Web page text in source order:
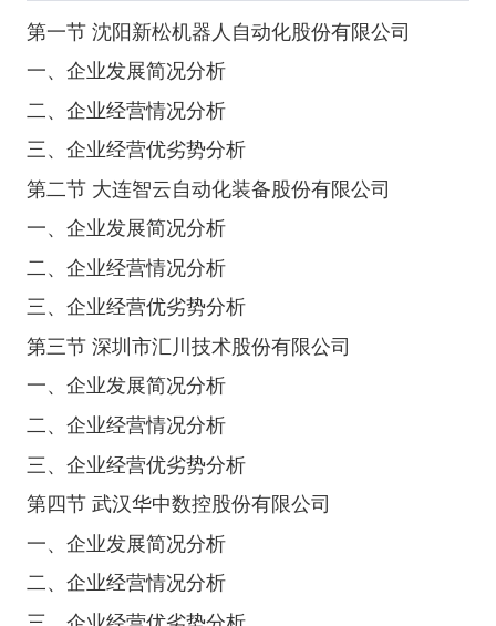
第一节 沈阳新松机器人自动化股份有限公司
一、企业发展简况分析
二、企业经营情况分析
三、企业经营优劣势分析
第二节 大连智云自动化装备股份有限公司
一、企业发展简况分析
二、企业经营情况分析
三、企业经营优劣势分析
第三节 深圳市汇川技术股份有限公司
一、企业发展简况分析
二、企业经营情况分析
三、企业经营优劣势分析
第四节 武汉华中数控股份有限公司
一、企业发展简况分析
二、企业经营情况分析